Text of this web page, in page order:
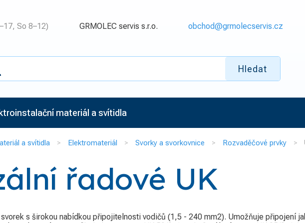
So 8–12) GRMOLEC servis s.r.o. obchod@grmolecservis.cz
Hledat
materiál a svítidla
a svítidla Elektromateriál Svorky a svorkovnice Rozvaděčové prvky
řadové UK
s širokou nabídkou připojitelnosti vodičů (1,5 - 240 mm2). Umožňuje připojení